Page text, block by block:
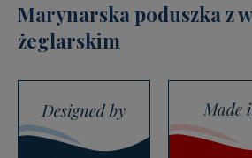
Marynarska poduszka z
żeglarskim